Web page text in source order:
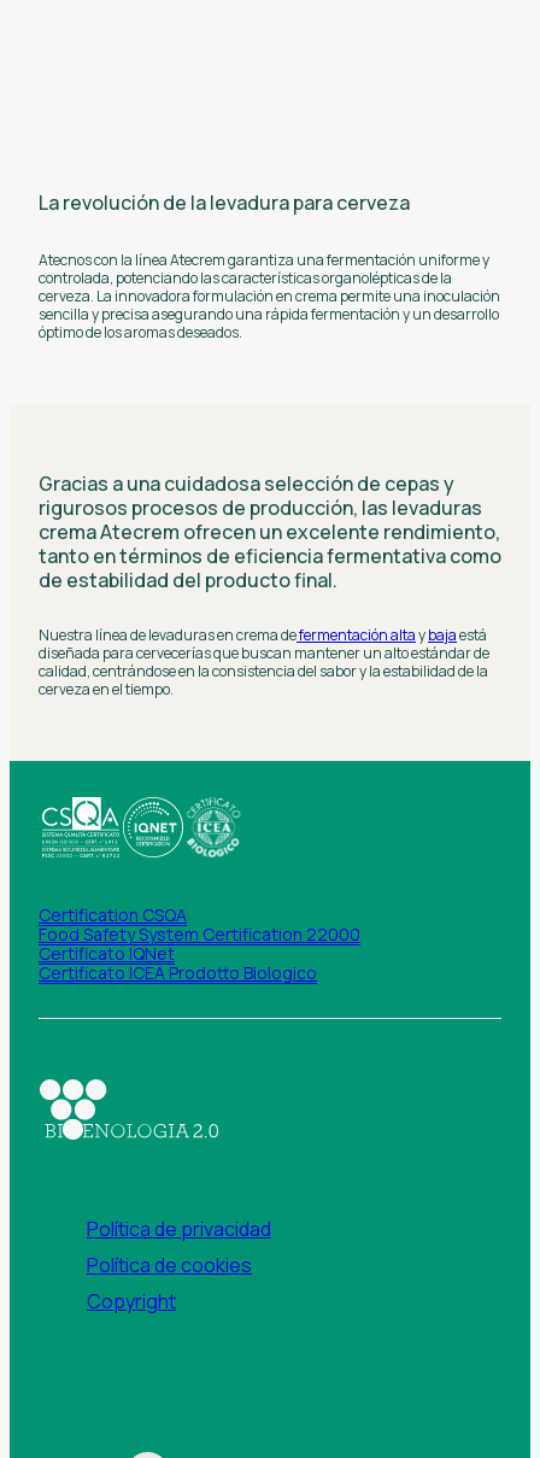
La revolución de la levadura para cerveza
Atecnos con la línea Atecrem garantiza una fermentación uniforme y
controlada, potenciando las características organolépticas de la
cerveza. La innovadora formulación en crema permite una inoculación
sencilla y precisa asegurando una rápida fermentación y un desarrollo
óptimo de los aromas deseados.
Gracias a una cuidadosa selección de cepas y
rigurosos procesos de producción, las levaduras
crema Atecrem ofrecen un excelente rendimiento,
tanto en términos de eficiencia fermentativa como
de estabilidad del producto final.
Nuestra línea de levaduras en crema defermentación altaybajaestá
diseñada para cervecerías que buscan mantener un alto estándar de
calidad, centrándose en la consistencia del sabor y la estabilidad de la
cerveza en el tiempo.
Certification CSQA
Food Safety System Certification 22000
Certificato IQNet
Certificato ICEA Prodotto Biologico
Política de privacidad
Política de cookies
Copyright